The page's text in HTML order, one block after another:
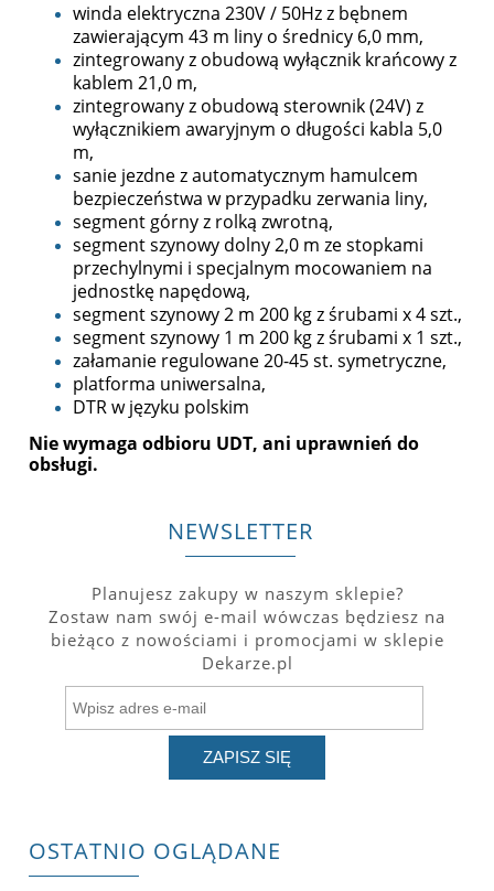
winda elektryczna 230V / 50Hz z bębnem
zawierającym 43 m liny o średnicy 6,0 mm,
zintegrowany z obudową wyłącznik krańcowy z
kablem 21,0 m,
zintegrowany z obudową sterownik (24V) z
wyłącznikiem awaryjnym o długości kabla 5,0
m,
sanie jezdne z automatycznym hamulcem
bezpieczeństwa w przypadku zerwania liny,
segment górny z rolką zwrotną,
segment szynowy dolny 2,0 m ze stopkami
przechylnymi i specjalnym mocowaniem na
jednostkę napędową,
segment szynowy 2 m 200 kg z śrubami x 4 szt.,
segment szynowy 1 m 200 kg z śrubami x 1 szt.,
załamanie regulowane 20-45 st. symetryczne,
platforma uniwersalna,
DTR w języku polskim
Nie wymaga odbioru UDT, ani uprawnień do
obsługi.
NEWSLETTER
Planujesz zakupy w naszym sklepie?
Zostaw nam swój e-mail wówczas będziesz na
bieżąco z nowościami i promocjami w sklepie
Dekarze.pl
ZAPISZ SIĘ
OSTATNIO OGLĄDANE